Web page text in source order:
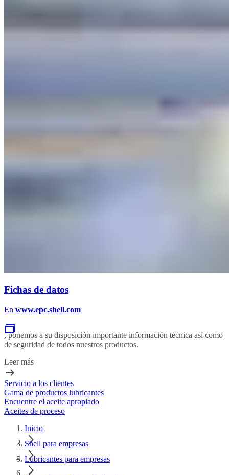
Fichas de datos
En www.epc.shell.com
, ponemos a su disposición importante información técnica así como
de seguridad de todos nuestros productos.
Leer más
Servicio a los clientes
Gama de productos lubricantes
Encuentre el aceite apropiado
Aceites de proceso
Inicio
Shell para empresas
Lubricantes para empresas